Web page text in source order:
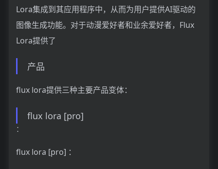
Lora集成到其应用程序中，从而为用户提供AI驱动的
图像生成功能。对于动漫爱好者和业余爱好者，Flux
Lora提供了
产品
flux lora提供三种主要产品变体：
flux lora [pro]
：
flux lora [pro] ：